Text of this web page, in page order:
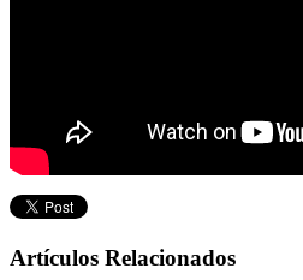
Artículos Relacionados